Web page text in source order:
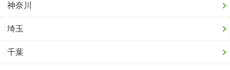
神奈川
埼玉
千葉